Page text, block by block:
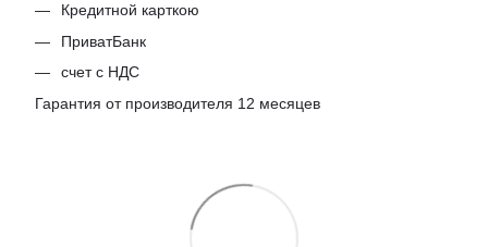
Кредитной карткою
ПриватБанк
счет с НДС
Гарантия от производителя 12 месяцев